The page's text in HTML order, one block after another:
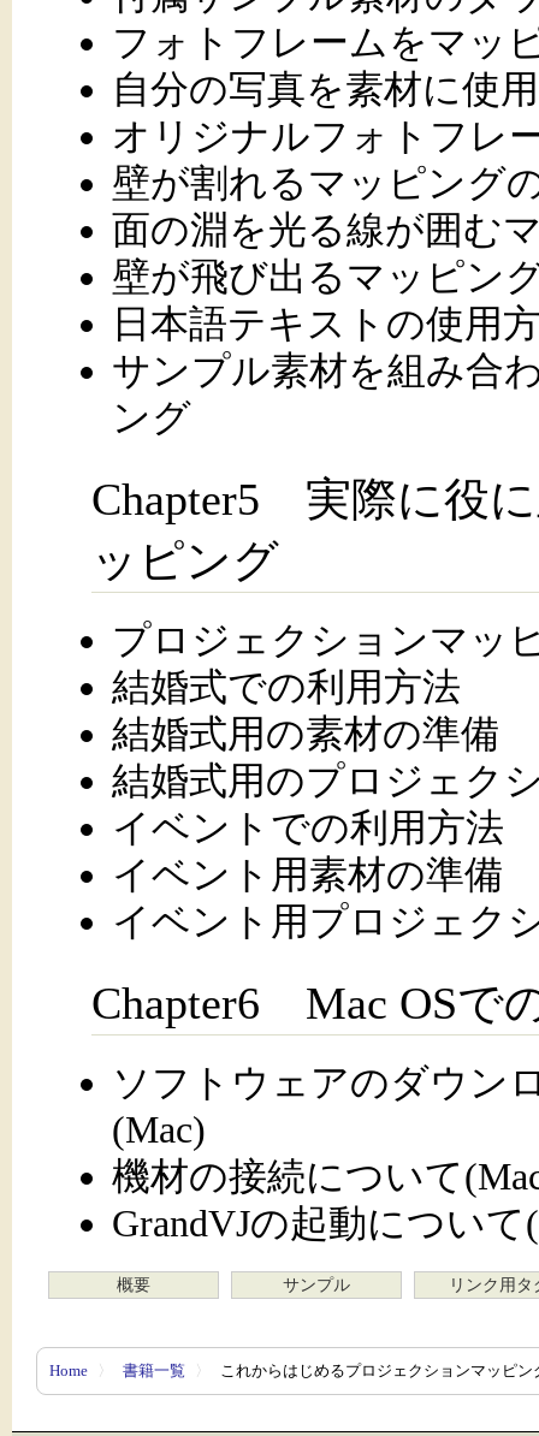
フォトフレームをマッ
自分の写真を素材に使
オリジナルフォトフレ
壁が割れるマッピング
面の淵を光る線が囲む
壁が飛び出るマッピン
日本語テキストの使用
サンプル素材を組み合
ング
Chapter5 実際に役
ッピング
プロジェクションマッ
結婚式での利用方法
結婚式用の素材の準備
結婚式用のプロジェク
イベントでの利用方法
イベント用素材の準備
イベント用プロジェク
Chapter6 Mac OSで
ソフトウェアのダウン
(Mac)
機材の接続について
GrandVJの起動について
概要 サンプル リンク用タ
Home 〉 書籍一覧 〉 これからはじめるプロジェクションマッピン